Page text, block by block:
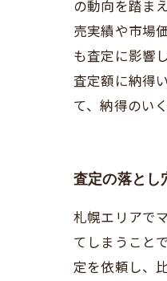
の動向を踏ま
売実績や市場
も査定に影響
査定額に納得
て、納得のい
査定の落とし
札幌エリアで
てしまうこと
定を依頼し、